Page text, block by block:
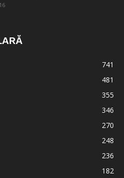
741
481
355
346
270
248
236
182